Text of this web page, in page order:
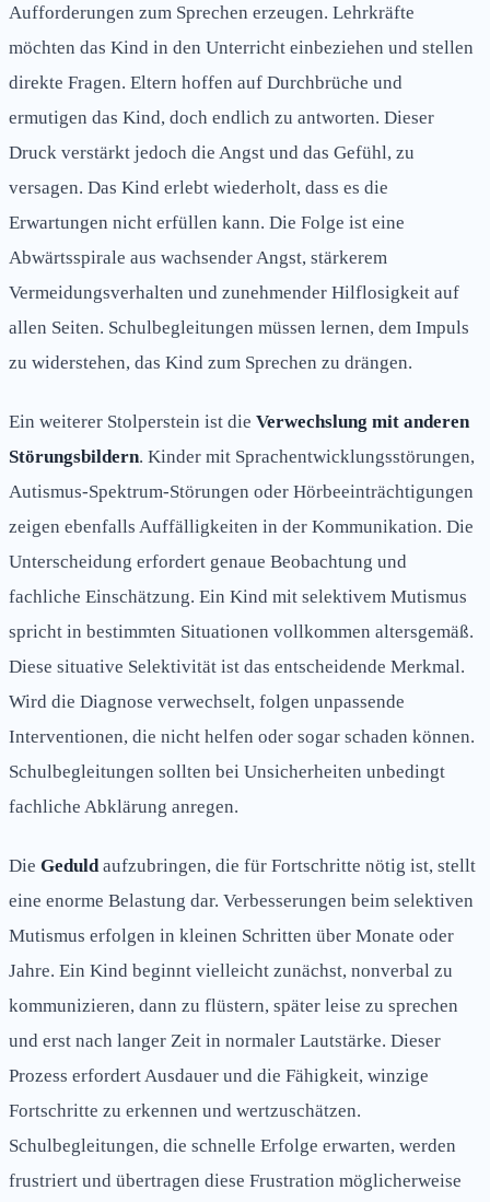
Aufforderungen zum Sprechen erzeugen. Lehrkräfte
möchten das Kind in den Unterricht einbeziehen und stellen
direkte Fragen. Eltern hoffen auf Durchbrüche und
ermutigen das Kind, doch endlich zu antworten. Dieser
Druck verstärkt jedoch die Angst und das Gefühl, zu
versagen. Das Kind erlebt wiederholt, dass es die
Erwartungen nicht erfüllen kann. Die Folge ist eine
Abwärtsspirale aus wachsender Angst, stärkerem
Vermeidungsverhalten und zunehmender Hilflosigkeit auf
allen Seiten. Schulbegleitungen müssen lernen, dem Impuls
zu widerstehen, das Kind zum Sprechen zu drängen.
Ein weiterer Stolperstein ist die Verwechslung mit anderen
Störungsbildern. Kinder mit Sprachentwicklungsstörungen,
Autismus-Spektrum-Störungen oder Hörbeeinträchtigungen
zeigen ebenfalls Auffälligkeiten in der Kommunikation. Die
Unterscheidung erfordert genaue Beobachtung und
fachliche Einschätzung. Ein Kind mit selektivem Mutismus
spricht in bestimmten Situationen vollkommen altersgemäß.
Diese situative Selektivität ist das entscheidende Merkmal.
Wird die Diagnose verwechselt, folgen unpassende
Interventionen, die nicht helfen oder sogar schaden können.
Schulbegleitungen sollten bei Unsicherheiten unbedingt
fachliche Abklärung anregen.
Die Geduldaufzubringen, die für Fortschritte nötig ist, stellt
eine enorme Belastung dar. Verbesserungen beim selektiven
Mutismus erfolgen in kleinen Schritten über Monate oder
Jahre. Ein Kind beginnt vielleicht zunächst, nonverbal zu
kommunizieren, dann zu flüstern, später leise zu sprechen
und erst nach langer Zeit in normaler Lautstärke. Dieser
Prozess erfordert Ausdauer und die Fähigkeit, winzige
Fortschritte zu erkennen und wertzuschätzen.
Schulbegleitungen, die schnelle Erfolge erwarten, werden
frustriert und übertragen diese Frustration möglicherweise